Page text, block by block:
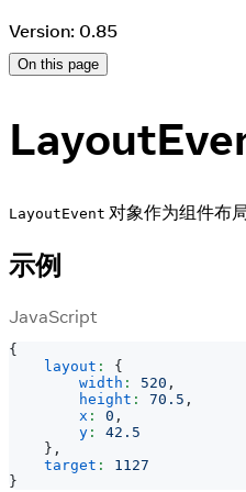
Version: 0.85
On this page
LayoutEvent 对象作为组件布
示例
JavaScript
{
layout :
{
width : 520 ,
height : 70.5 ,
x : 0 ,
y :
42.5
} ,
target :
1127
}